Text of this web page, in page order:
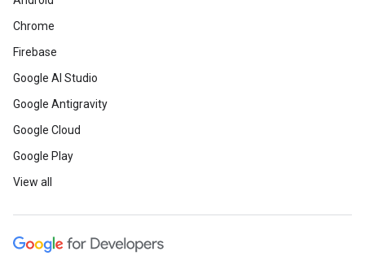
Chrome
Firebase
Google AI Studio
Google Antigravity
Google Cloud
Google Play
View all